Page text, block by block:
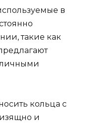
в
такие как
кольца с
и